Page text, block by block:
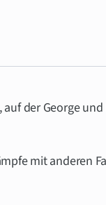
der George
mit anderen